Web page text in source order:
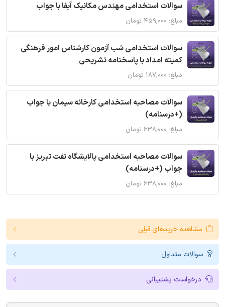
سوالات استخدامی مهندس مکانیک آبفا با جواب
مبلغ: ۴۵۹,۰۰۰ تومان
سوالات استخدامی شب آزمون کارشناس امور فرهنگی
کمیته امداد با پاسخنامه تشریحی
مبلغ: ۱۸۷,۰۰۰ تومان
سوالات مصاحبه استخدامی کارخانه سیمان با جواب
(+درسنامه)
مبلغ: ۶۳۸,۰۰۰ تومان
سوالات مصاحبه استخدامی پالایشگاه نفت تبریز با
جواب (+درسنامه)
مبلغ: ۶۳۸,۰۰۰ تومان
مشاهده خریدهای قبلی
سوالات متداول
درخواست پشتیبانی